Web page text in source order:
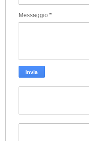
Messaggio *